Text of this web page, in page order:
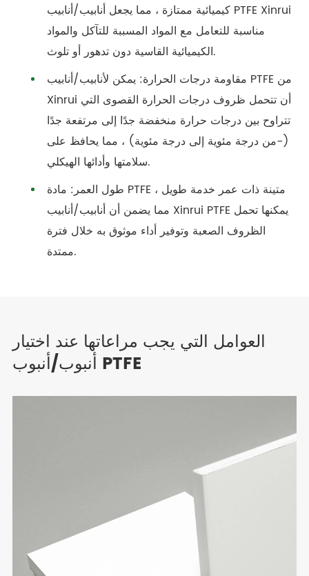
كيميائية ممتازة ، مما يجعل أنابيب/أنابيب PTFE Xinrui
مناسبة للتعامل مع المواد المسببة للتآكل والمواد
الكيميائية القاسية دون تدهور أو تلوث.
مقاومة درجات الحرارة: يمكن لأنابيب/أنابيب PTFE من
Xinrui أن تتحمل ظروف درجات الحرارة القصوى التي
تتراوح بين درجات حرارة منخفضة جدًا إلى مرتفعة جدًا
(-من درجة مئوية إلى درجة مئوية) ، مما يحافظ على
سلامتها وأدائها الهيكلي.
طول العمر: مادة PTFE متينة ذات عمر خدمة طويل ،
مما يضمن أن أنابيب/أنابيب Xinrui PTFE يمكنها تحمل
الظروف الصعبة وتوفير أداء موثوق به خلال فترة
ممتدة.
العوامل التي يجب مراعاتها عند اختيار
أنبوب/أنبوب PTFE